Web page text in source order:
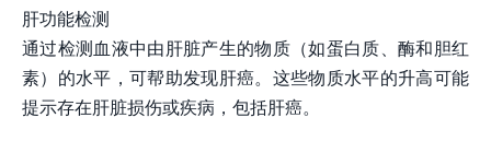
肝功能检测
通过检测血液中由肝脏产生的物质（如蛋白质、酶和胆红
素）的水平，可帮助发现肝癌。这些物质水平的升高可能
提示存在肝脏损伤或疾病，包括肝癌。